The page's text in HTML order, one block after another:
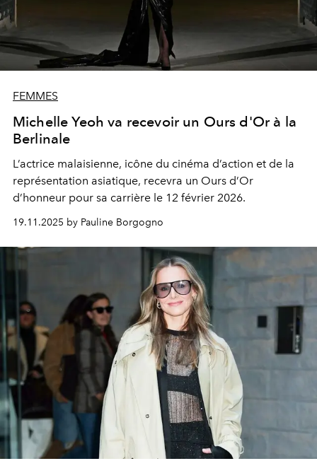
FEMMES
Michelle Yeoh va recevoir un Ours d'Or à la
Berlinale
L’actrice malaisienne, icône du cinéma d’action et de la
représentation asiatique, recevra un Ours d’Or
d’honneur pour sa carrière le 12 février 2026.
19.11.2025 by Pauline Borgogno